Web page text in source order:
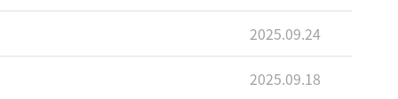
2025.09.24
2025.09.18